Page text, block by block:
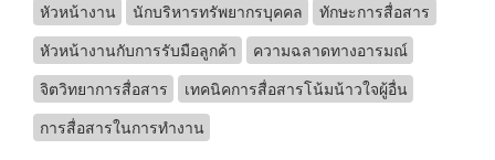
หัวหน้างาน
นักบริหารทรัพยากรบุคคล
ทักษะการสื่อสาร
หัวหน้างานกับการรับมือลูกค้า
ความฉลาดทางอารมณ์
จิตวิทยาการสื่อสาร
เทคนิคการสื่อสารโน้มน้าวใจผู้อื่น
การสื่อสารในการทำงาน